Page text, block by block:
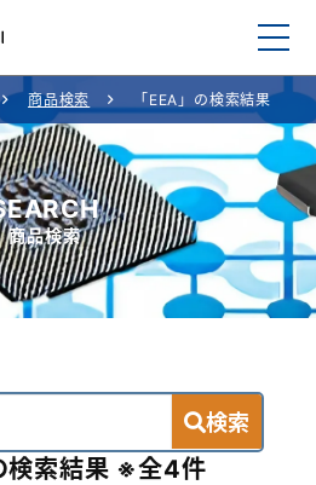
HOME
扱い商品
メーカー一覧
ご利用案内
い合わせ
商品検索 「EEA」の検索結果
商品検索
検索
検索結果 ※全4件